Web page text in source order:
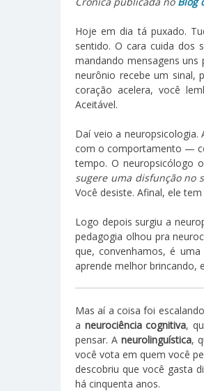
Hoje em dia tá puxado.
sentido. O cara cuida dos
mandando mensagens
neurônio recebe um sinal,
coração acelera, você
Aceitável.
Daí veio a
com o comportamento —
tempo. O neuropsicólogo
sugere uma disfunção no
Você desiste. Afinal, ele
Logo depois surgiu a
pedagogia olhou pra
que, convenhamos, é
aprende melhor brincando,
Mas aí a coisa foi
a neurociência cognitiva,
pensar. A neurolinguística,
você vota em quem você
descobriu que você gasta
há cinquenta anos.